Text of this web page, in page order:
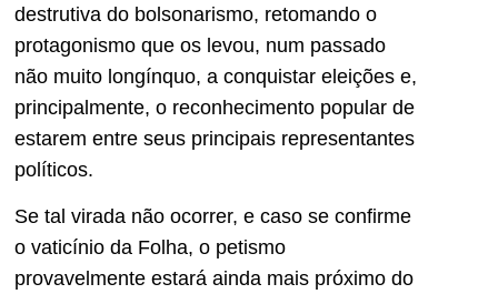
destrutiva do bolsonarismo, retomando o
protagonismo que os levou, num passado
não muito longínquo, a conquistar eleições e,
principalmente, o reconhecimento popular de
estarem entre seus principais representantes
políticos.
Se tal virada não ocorrer, e caso se confirme
o vaticínio da Folha, o petismo
provavelmente estará ainda mais próximo do